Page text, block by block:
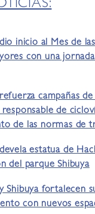
inicio al Mes de
con una
campañas de
de
de las normas de
estatua de
del parque Shibuya
Shibuya fortalecen
con nuevos